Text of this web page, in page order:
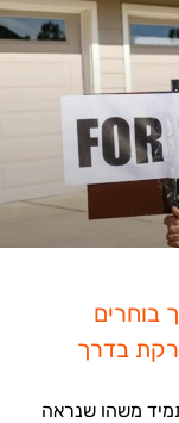
בוחרים
בדרך
משהו שנראה